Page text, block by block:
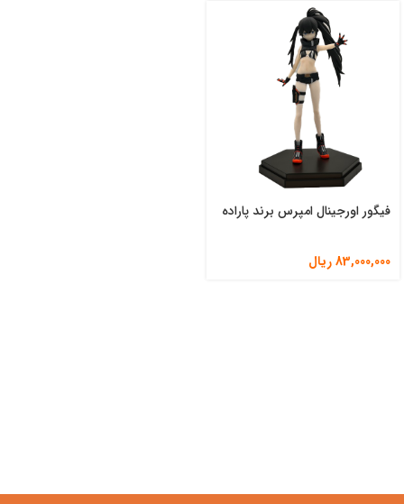
فیگور اورجینال امپرس برند پاراده
83,000,000ریال